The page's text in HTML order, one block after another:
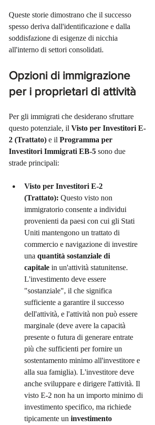
Queste storie dimostrano che il successo
spesso deriva dall'identificazione e dalla
soddisfazione di esigenze di nicchia
all'interno di settori consolidati.
Opzioni di immigrazione
per i proprietari di attività
Per gli immigrati che desiderano sfruttare
questo potenziale, il Visto per Investitori E-
2 (Trattato) e il Programma per
Investitori Immigrati EB-5 sono due
strade principali:
Visto per Investitori E-2
(Trattato): Questo visto non
immigratorio consente a individui
provenienti da paesi con cui gli Stati
Uniti mantengono un trattato di
commercio e navigazione di investire
una quantità sostanziale di
capitale in un'attività statunitense.
L'investimento deve essere
"sostanziale", il che significa
sufficiente a garantire il successo
dell'attività, e l'attività non può essere
marginale (deve avere la capacità
presente o futura di generare entrate
più che sufficienti per fornire un
sostentamento minimo all'investitore e
alla sua famiglia). L'investitore deve
anche sviluppare e dirigere l'attività. Il
visto E-2 non ha un importo minimo di
investimento specifico, ma richiede
tipicamente un investimento